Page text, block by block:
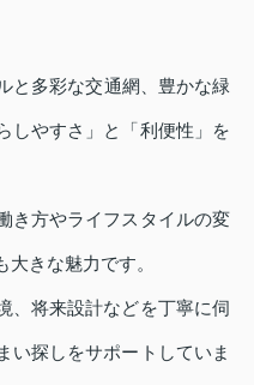
と多彩な交通網、豊かな緑
しやすさ」と「利便性」を
き方やライフスタイルの変
きな魅力です。
、将来設計などを丁寧に伺
い探しをサポートしていま